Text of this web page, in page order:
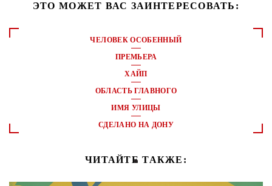
ЭТО МОЖЕТ ВАС ЗАИНТЕРЕСОВАТЬ:
ЧЕЛОВЕК ОСОБЕННЫЙ
ПРЕМЬЕРА
ХАЙП
ОБЛАСТЬ ГЛАВНОГО
ИМЯ УЛИЦЫ
СДЕЛАНО НА ДОНУ
ЧИТАЙТЕ ТАКЖЕ: